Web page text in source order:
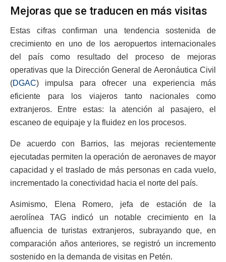
Mejoras que se traducen en más visitas
Estas cifras confirman una tendencia sostenida de
crecimiento en uno de los aeropuertos internacionales
del país como resultado del proceso de mejoras
operativas que la Dirección General de Aeronáutica Civil
(DGAC) impulsa para ofrecer una experiencia más
eficiente para los viajeros tanto nacionales como
extranjeros. Entre estas: la atención al pasajero, el
escaneo de equipaje y la fluidez en los procesos.
De acuerdo con Barrios, las mejoras recientemente
ejecutadas permiten la operación de aeronaves de mayor
capacidad y el traslado de más personas en cada vuelo,
incrementado la conectividad hacia el norte del país.
Asimismo, Elena Romero, jefa de estación de la
aerolínea TAG indicó un notable crecimiento en la
afluencia de turistas extranjeros, subrayando que, en
comparación años anteriores, se registró un incremento
sostenido en la demanda de visitas en Petén.